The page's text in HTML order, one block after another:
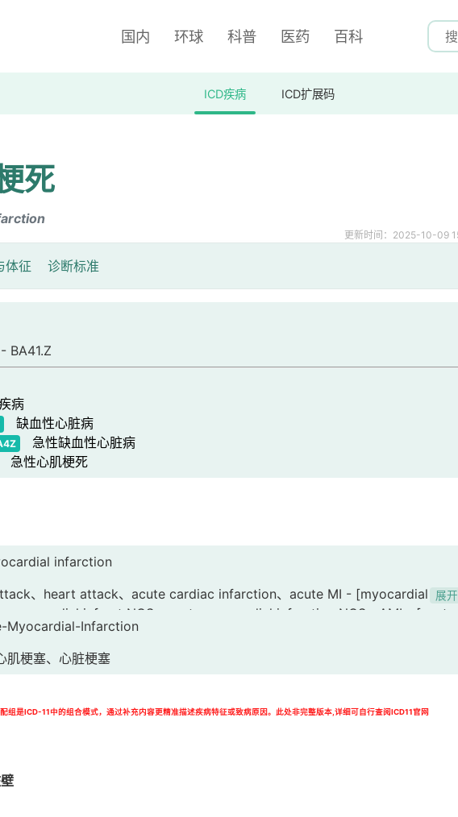
国内 环球 科普 医药 百科
ICD疾病 ICD扩展码
死
更新时间：2025-10-09
体征 诊断标准
BA41.Z
病
缺血性心脏病
急性缺血性心脏病
性心肌梗死
infarction
、heart attack、acute cardiac infarction、acute MI - [myocardial
myocardial infarct NOS、acute myocardial infarction NOS、AMI - [acute
、cardiac infarct、cardiac infarction、infarction of heart、myocardial
infarction, NOS、ventricular infarction、ventricular infarct、MI -
卒中
展开
Myocardial-Infarction
肌梗塞、心脏梗塞
组是ICD-11中的组合模式，通过补充内容更精准描述疾病特征或致病原因。此处非完整版本,详细可自行查阅ICD11官网